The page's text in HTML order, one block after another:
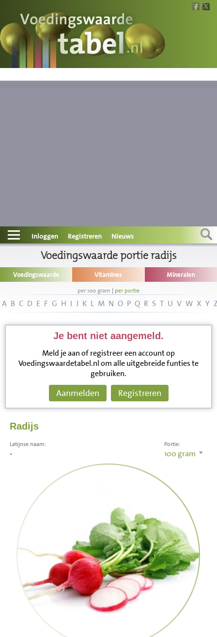
Voedingswaarde
Wat is wat?
Contact
Informatie
Disclaimer
Inloggen Registreren Nieuws
Voedingswaarde portie radijs
Voedingswaarde Vitamines Mineralen
per 100 gram | per portie
A B C D E F G H I J K L M N O P Q R S T U V W X Y
Je bent niet aangemeld.
Meld je aan of registreer een account op
Voedingswaardetabel.nl om alle uitgebreide funties te
gebruiken.
Aanmelden Registreren
Radijs
Portie:
100 gram
Latijnse naam:
-